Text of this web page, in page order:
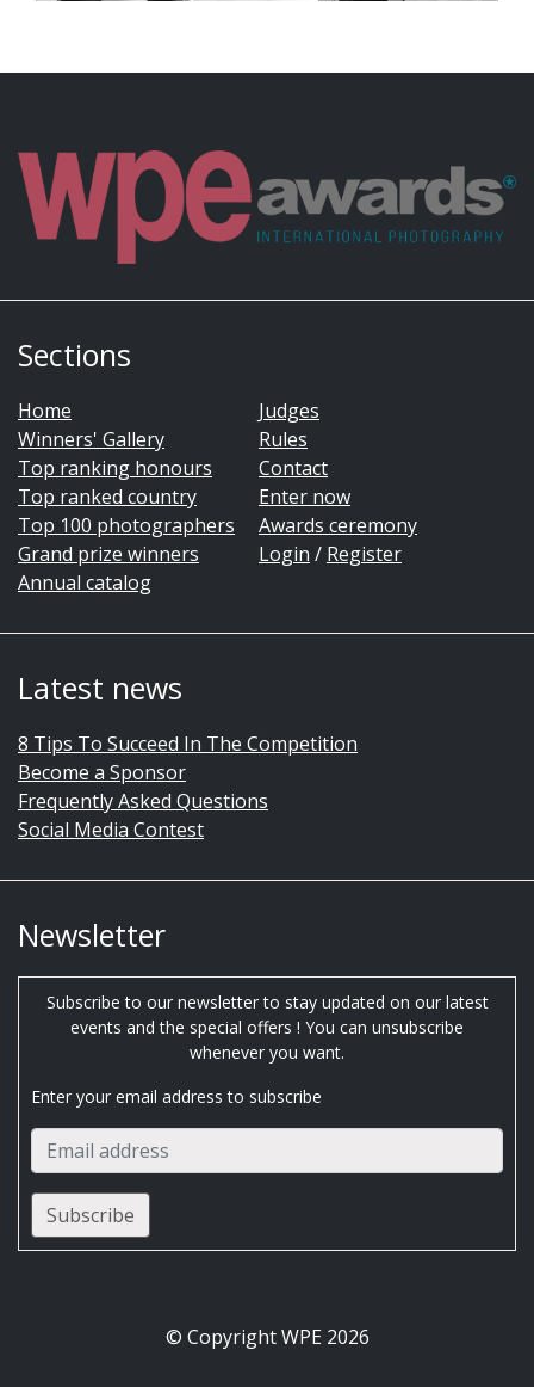
Sections
Home
Winners' Gallery
Top ranking honours
Top ranked country
Top 100 photographers
Grand prize winners
Annual catalog
Judges
Rules
Contact
Enter now
Awards ceremony
Login / Register
Latest news
8 Tips To Succeed In The Competition
Become a Sponsor
Frequently Asked Questions
Social Media Contest
Newsletter
Subscribe to our newsletter to stay updated on our latest
events and the special offers ! You can unsubscribe
whenever you want.
Enter your email address to subscribe
© Copyright WPE 2026